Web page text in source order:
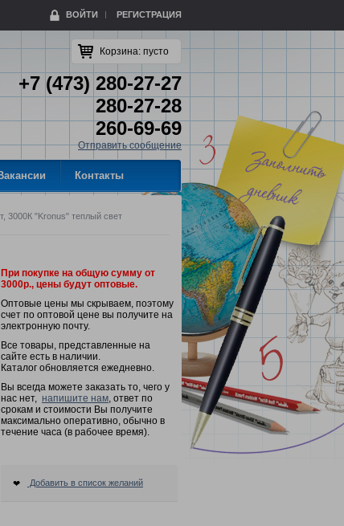
ВОЙТИ РЕГИСТРАЦИЯ
Корзина: пусто
+7 (473) 280-27-27
280-27-28
260-69-69
Отправить сообщение
Контакты
3000К "Kronus" теплый свет
При покупке на общую сумму от
3000р., цены будут оптовые.
Оптовые цены мы скрываем, поэтому
счет по оптовой цене вы получите на
электронную почту.
Все товары, представленные на
сайте есть в наличии.
Каталог обновляется ежедневно.
Вы всегда можете заказать то, чего у
нас нет, напишите нам, ответ по
срокам и стоимости Вы получите
максимально оперативно, обычно в
течение часа (в рабочее время).
Добавить в список желаний